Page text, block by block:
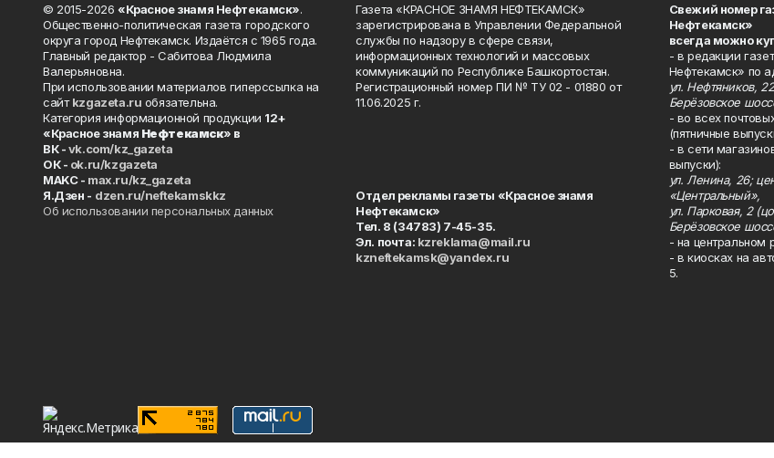
© 2015-2026 «Красное знамя Нефтекамск».
Общественно-политическая газета городского
округа город Нефтекамск. Издаётся с 1965 года.
Главный редактор - Сабитова Людмила
Валерьяновна.
При использовании материалов гиперссылка на
сайтkzgazeta.ru обязательна.
Категория информационной продукции 12+
«Красное знамя Нефтекамск» в
ВК -vk.com/kz_gazeta
ОК - ok.ru/kzgazeta
MAKC - max.ru/kz_gazeta
Я.Дзен - dzen.ru/neftekamskkz
Об использовании персональных данных
Газета «КРАСНОЕ ЗНАМЯ НЕФТЕКАМСК»
зарегистрирована в Управлении Федеральной
службы по надзору в сфере связи,
информационных технологий и массовых
коммуникаций по Республике Башкортостан.
Регистрационный номер ПИ № ТУ 02 - 01880 от
11.06.2025 г.
Отдел рекламы газеты «Красное знамя
Нефтекамск»
Тел. 8 (34783) 7-45-35.
Эл. почта: kzreklama@mail.ru
kzneftekamsk@yandex.ru
Свежий номер
Нефтекамск»
всегда можно
- в редакции
Нефтекамск» по
ул. Нефтяников,
Берёзовское
- во всех
(пятничные
- в сети
выпуски):
ул. Ленина, 26;
«Центральный»,
ул. Парковая, 2
Берёзовское
- на центральном
- в киосках на
5.